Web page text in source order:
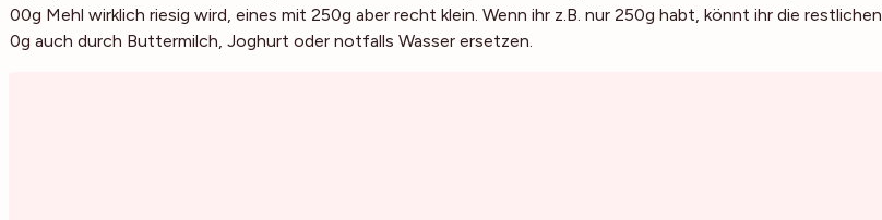
500g Mehl wirklich riesig wird, eines mit 250g aber recht klein. Wenn ihr z.B. nur 250g habt, könnt ihr die restlichen
50g auch durch Buttermilch, Joghurt oder notfalls Wasser ersetzen.